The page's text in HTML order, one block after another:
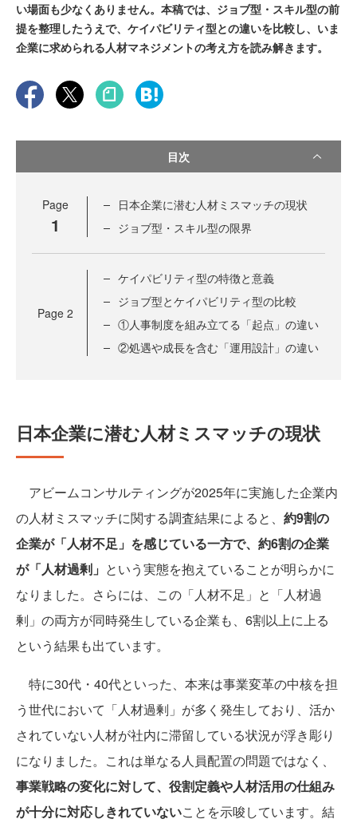
い場面も少なくありません。本稿では、ジョブ型・スキル型の前
提を整理したうえで、ケイパビリティ型との違いを比較し、いま
企業に求められる人材マネジメントの考え方を読み解きます。
目次
Page
1
日本企業に潜む人材ミスマッチの現状
ジョブ型・スキル型の限界
Page 2
ケイパビリティ型の特徴と意義
ジョブ型とケイパビリティ型の比較
①人事制度を組み立てる「起点」の違い
②処遇や成長を含む「運用設計」の違い
日本企業に潜む人材ミスマッチの現状
アビームコンサルティングが2025年に実施した企業内
の人材ミスマッチに関する調査結果によると、 約9割の
企業が「人材不足」を感じている一方で、約6割の企業
が「人材過剰」 という実態を抱えていることが明らかに
なりました。さらには、この「人材不足」と「人材過
剰」の両方が同時発生している企業も、6割以上に上る
という結果も出ています。
特に30代・40代といった、本来は事業変革の中核を担
う世代において「人材過剰」が多く発生しており、活か
されていない人材が社内に滞留している状況が浮き彫り
になりました。これは単なる人員配置の問題ではなく、
事業戦略の変化に対して、役割定義や人材活用の仕組み
が十分に対応しきれていないことを示唆しています。結